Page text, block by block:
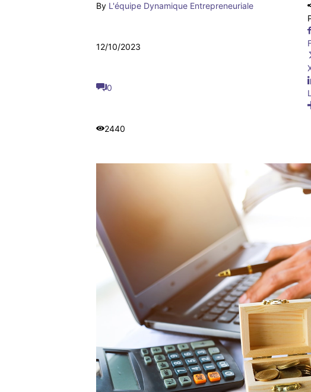
By L'équipe Dynamique Entrepreneuriale
12/10/2023
0
2440